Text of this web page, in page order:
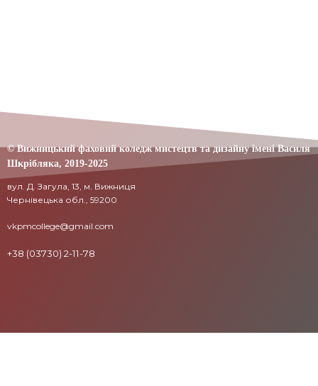
© Вижницький фаховий коледж мистецтв та дизайну імені Василя
Шкрібляка, 2019-2025
вул. Д. Загула, 13, м. Вижниця
Чернівецька обл., 59200
vkpmcollege@gmail.com
+38 (03730) 2-11-78